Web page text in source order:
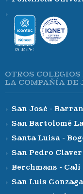
OTROS COLEGIOS
LA COMPAÑÍA DE
San José -
San Bartolomé
Santa Luisa -
San Pedro
Berchmans - Cali
San Luis